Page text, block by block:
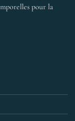
pour la